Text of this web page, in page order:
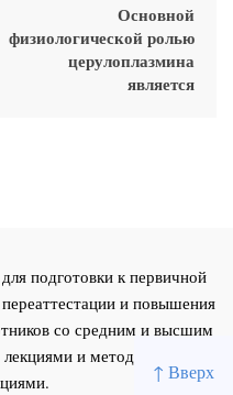
↑ Вверх
Основной
физиологической ролью
церулоплазмина
является
подготовки к первичной
и повышения
со средним и высшим
и методическими